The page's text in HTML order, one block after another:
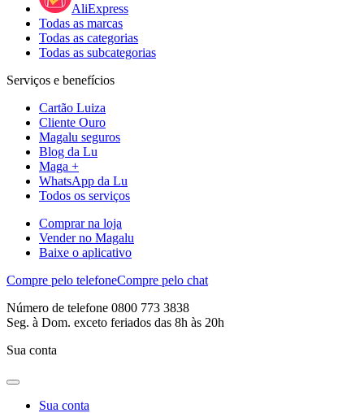
AliExpress
Todas as marcas
Todas as categorias
Todas as subcategorias
Serviços e benefícios
Cartão Luiza
Cliente Ouro
Magalu seguros
Blog da Lu
Maga +
WhatsApp da Lu
Todos os serviços
Comprar na loja
Vender no Magalu
Baixe o aplicativo
Compre pelo telefoneCompre pelo chat
Número de telefone 0800 773 3838
Seg. à Dom. exceto feriados das 8h às 20h
Sua conta
Sua conta